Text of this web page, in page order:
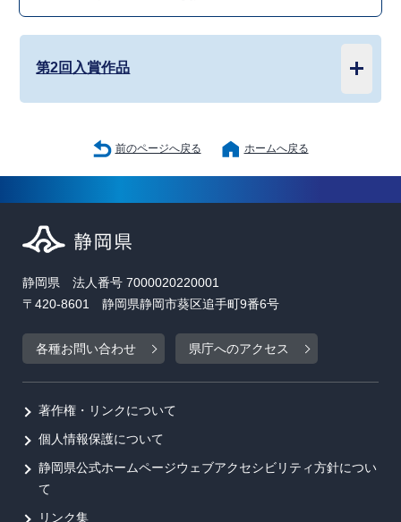
第2回入賞作品
前のページへ戻る ホームへ戻る
静岡県 法人番号 7000020220001
〒420-8601 静岡県静岡市葵区追手町9番6号
各種お問い合わせ 県庁へのアクセス
著作権・リンクについて
個人情報保護について
静岡県公式ホームページウェブアクセシビリティ方針につい
て
リンク集